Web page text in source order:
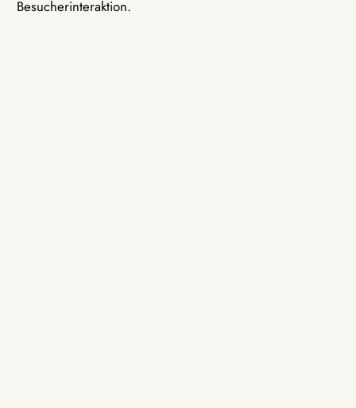
Besucherinteraktion.